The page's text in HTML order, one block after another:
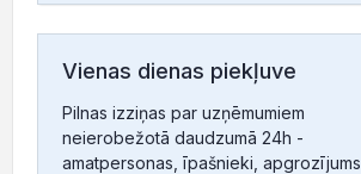
Vienas dienas piekļuve
Pilnas izziņas par uzņēmumiem
neierobežotā daudzumā 24h -
amatpersonas, īpašnieki, apgrozījums,